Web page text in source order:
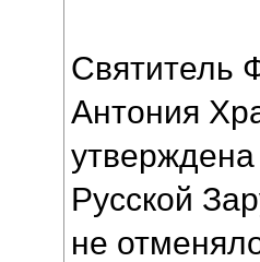
Святитель
Антония
Русской
не